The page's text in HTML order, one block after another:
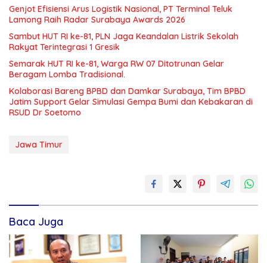
Genjot Efisiensi Arus Logistik Nasional, PT Terminal Teluk
Lamong Raih Radar Surabaya Awards 2026
Sambut HUT RI ke-81, PLN Jaga Keandalan Listrik Sekolah
Rakyat Terintegrasi 1 Gresik
Semarak HUT RI ke-81, Warga RW 07 Ditotrunan Gelar
Beragam Lomba Tradisional.
Kolaborasi Bareng BPBD dan Damkar Surabaya, Tim BPBD
Jatim Support Gelar Simulasi Gempa Bumi dan Kebakaran di
RSUD Dr Soetomo
Jawa Timur
Baca Juga